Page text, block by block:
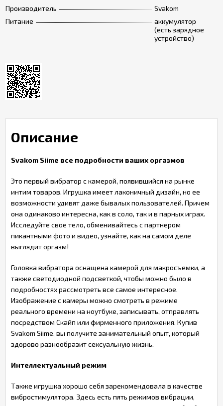
Производитель
Svakom
Питание
аккумулятор
(есть зарядное
устройство)
Описание
Svakom Siime все подробности ваших оргазмов
Это первый вибратор с камерой, появившийся на рынке
интим товаров. Игрушка имеет лаконичный дизайн, но ее
возможности удивят даже бывалых пользователей. Причем
она одинаково интересна, как в соло, так и в парных играх.
Исследуйте свое тело, обменивайтесь с партнером
пикантными фото и видео, узнайте, как на самом деле
выглядит оргазм!
Головка вибратора оснащена камерой для макросъемки, а
также светодиодной подсветкой, чтобы можно было в
подробностях рассмотреть все самое интересное.
Изображение с камеры можно смотреть в режиме
реального времени на ноутбуке, записывать, отправлять
посредством Скайп или фирменного приложения. Купив
Svakom Siime, вы получите занимательный опыт, который
здорово разнообразит сексуальную жизнь.
Интеллектуальный режим
Также игрушка хорошо себя зарекомендовала в качестве
вибростимулятора. Здесь есть пять режимов вибрации,